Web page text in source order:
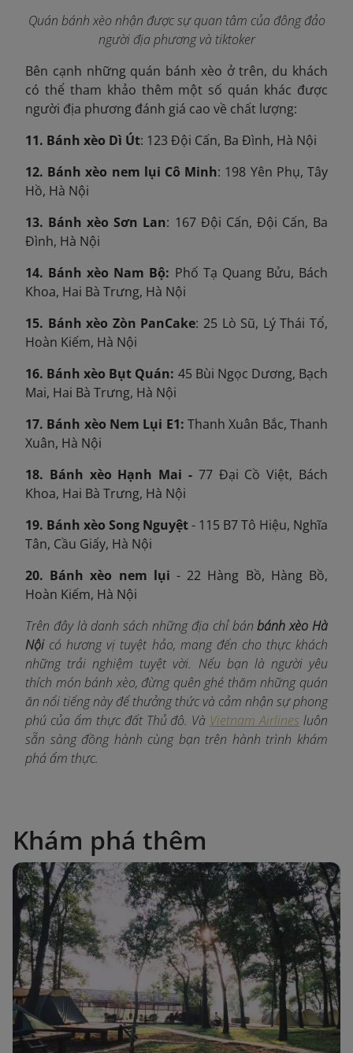
Quán bánh xèo nhận được sự quan tâm của đông đảo
người địa phương và tiktoker
Bên cạnh những quán bánh xèo ở trên, du khách
có thể tham khảo thêm một số quán khác được
người địa phương đánh giá cao về chất lượng:
11. Bánh xèo Dì Út: 123 Đội Cấn, Ba Đình, Hà Nội
12. Bánh xèo nem lụi Cô Minh: 198 Yên Phụ, Tây
Hồ, Hà Nội
13. Bánh xèo Sơn Lan: 167 Đội Cấn, Đội Cấn, Ba
Đình, Hà Nội
14. Bánh xèo Nam Bộ: Phố Tạ Quang Bửu, Bách
Khoa, Hai Bà Trưng, Hà Nội
15. Bánh xèo Zòn PanCake: 25 Lò Sũ, Lý Thái Tổ,
Hoàn Kiếm, Hà Nội
16. Bánh xèo Bụt Quán: 45 Bùi Ngọc Dương, Bạch
Mai, Hai Bà Trưng, Hà Nội
17. Bánh xèo Nem Lụi E1: Thanh Xuân Bắc, Thanh
Xuân, Hà Nội
18. Bánh xèo Hạnh Mai - 77 Đại Cồ Việt, Bách
Khoa, Hai Bà Trưng, Hà Nội
19. Bánh xèo Song Nguyệt- 115 B7 Tô Hiệu, Nghĩa
Tân, Cầu Giấy, Hà Nội
20. Bánh xèo nem lụi - 22 Hàng Bồ, Hàng Bồ,
Hoàn Kiếm, Hà Nội
Trên đây là danh sách những địa chỉ bánbánh xèo Hà
Nội có hương vị tuyệt hảo, mang đến cho thực khách
những trải nghiệm tuyệt vời. Nếu bạn là người yêu
thích món bánh xèo, đừng quên ghé thăm những quán
ăn nổi tiếng này để thưởng thức và cảm nhận sự phong
phú của ẩm thực đất Thủ đô. Và Vietnam Airlines luôn
sẵn sàng đồng hành cùng bạn trên hành trình khám
phá ẩm thực.
Khám phá thêm